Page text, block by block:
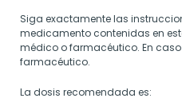
Siga exactamente las
medicamento contenidas en
médico o farmacéutico. En
farmacéutico.
La dosis recomendada es: